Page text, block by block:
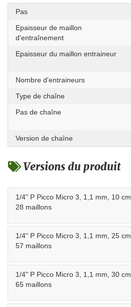
Pas
Epaisseur de maillon
d'entraînement
Epaisseur du maillon entraineur
Nombre d'entraineurs
Type de chaîne
Pas de chaîne
Version de chaîne
Versions du produit
1/4" P Picco Micro 3, 1,1 mm, 10 cm,
28 maillons
1/4" P Picco Micro 3, 1,1 mm, 25 cm,
57 maillons
1/4" P Picco Micro 3, 1,1 mm, 30 cm,
65 maillons